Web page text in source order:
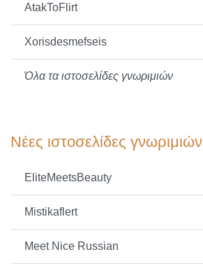
AtakToFlirt
Xorisdesmefseis
Όλα τα ιστοσελίδες γνωριμιών
Νέες ιστοσελίδες γνωριμιών
EliteMeetsBeauty
Mistikaflert
Meet Nice Russian